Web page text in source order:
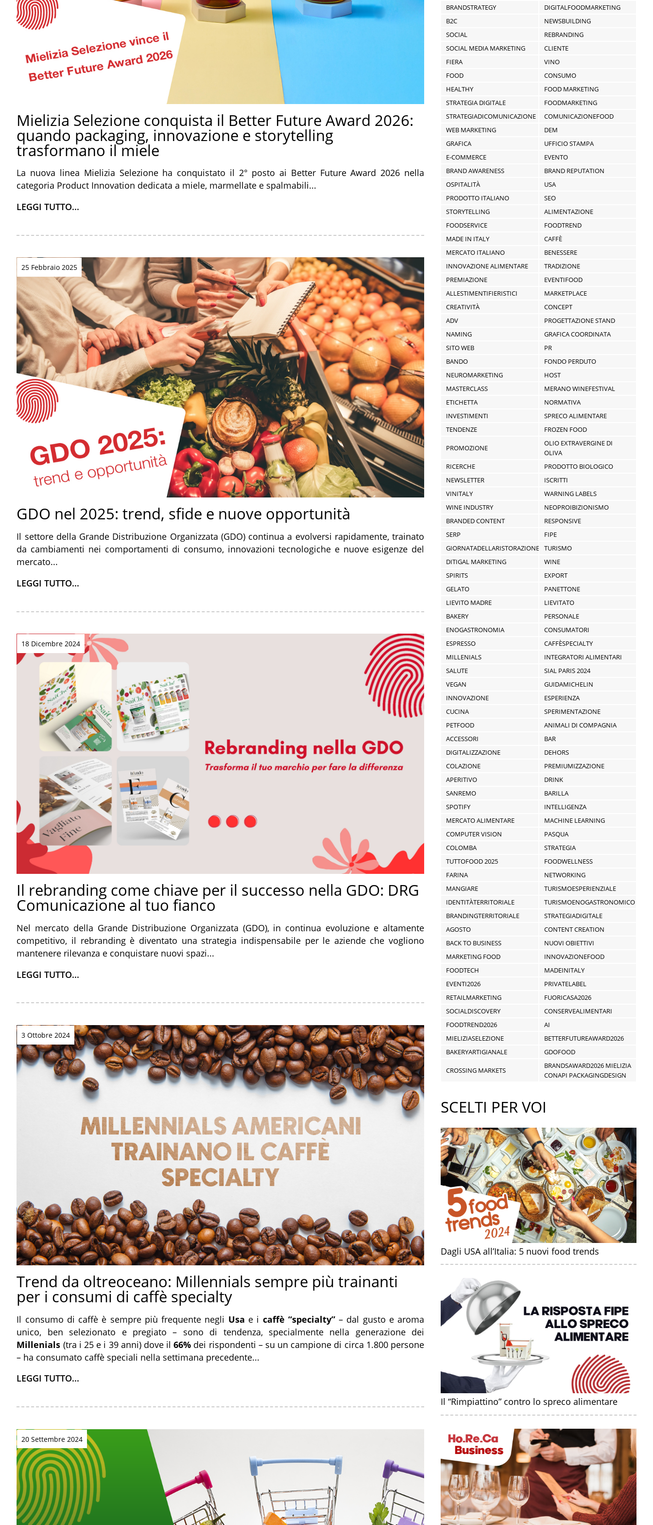
Mielizia Selezione conquista il Better Future Award 2026:
quando packaging, innovazione e storytelling
trasformano il miele
La nuova linea Mielizia Selezione ha conquistato il 2° posto ai Better Future Award 2026 nella
categoria Product Innovation dedicata a miele, marmellate e spalmabili...
LEGGI TUTTO...
GDO nel 2025: trend, sfide e nuove opportunità
25 Febbraio 2025
Il settore della Grande Distribuzione Organizzata (GDO) continua a evolversi rapidamente, trainato
da cambiamenti nei comportamenti di consumo, innovazioni tecnologiche e nuove esigenze del
mercato...
LEGGI TUTTO...
Il rebranding come chiave per il successo nella GDO: DRG
Comunicazione al tuo fianco
18 Dicembre 2024
Nel mercato della Grande Distribuzione Organizzata (GDO), in continua evoluzione e altamente
competitivo, il rebranding è diventato una strategia indispensabile per le aziende che vogliono
mantenere rilevanza e conquistare nuovi spazi...
LEGGI TUTTO...
Trend da oltreoceano: Millennials sempre più trainanti
per i consumi di caffè specialty
3 Ottobre 2024
Il consumo di caffè è sempre più frequente negli Usa e i caffè “specialty”– dal gusto e aroma
unico, ben selezionato e pregiato – sono di tendenza, specialmente nella generazione dei
Millenials (tra i 25 e i 39 anni) dove il66% dei rispondenti – su un campione di circa 1.800 persone
– ha consumato caffè speciali nella settimana precedente...
LEGGI TUTTO...
20 Settembre 2024
BRANDSTRATEGY
DIGITALFOODMARKETING
B2C
NEWSBUILDING
SOCIAL
REBRANDING
SOCIAL MEDIA MARKETING
CLIENTE
FIERA
VINO
FOOD
CONSUMO
HEALTHY
FOOD MARKETING
STRATEGIA DIGITALE
FOODMARKETING
STRATEGIADICOMUNICAZIONE
COMUNICAZIONEFOOD
WEB MARKETING
DEM
GRAFICA
UFFICIO STAMPA
E-COMMERCE
EVENTO
BRAND AWARENESS
BRAND REPUTATION
OSPITALITÀ
USA
PRODOTTO ITALIANO
SEO
STORYTELLING
ALIMENTAZIONE
FOODSERVICE
FOODTREND
MADE IN ITALY
CAFFÈ
MERCATO ITALIANO
BENESSERE
INNOVAZIONE ALIMENTARE
TRADIZIONE
PREMIAZIONE
EVENTIFOOD
ALLESTIMENTIFIERISTICI
MARKETPLACE
CREATIVITÀ
CONCEPT
ADV
PROGETTAZIONE STAND
NAMING
GRAFICA COORDINATA
SITO WEB
PR
BANDO
FONDO PERDUTO
NEUROMARKETING
HOST
MASTERCLASS
MERANO WINEFESTIVAL
ETICHETTA
NORMATIVA
INVESTIMENTI
SPRECO ALIMENTARE
TENDENZE
FROZEN FOOD
PROMOZIONE
OLIO EXTRAVERGINE DI
OLIVA
RICERCHE
PRODOTTO BIOLOGICO
NEWSLETTER
ISCRITTI
VINITALY
WARNING LABELS
WINE INDUSTRY
NEOPROIBIZIONISMO
BRANDED CONTENT
RESPONSIVE
SERP
FIPE
GIORNATADELLARISTORAZIONE
TURISMO
DITIGAL MARKETING
WINE
SPIRITS
EXPORT
GELATO
PANETTONE
LIEVITO MADRE
LIEVITATO
BAKERY
PERSONALE
ENOGASTRONOMIA
CONSUMATORI
ESPRESSO
CAFFÈSPECIALTY
MILLENIALS
INTEGRATORI ALIMENTARI
SALUTE
SIAL PARIS 2024
VEGAN
GUIDAMICHELIN
INNOVAZIONE
ESPERIENZA
CUCINA
SPERIMENTAZIONE
PETFOOD
ANIMALI DI COMPAGNIA
ACCESSORI
BAR
DIGITALIZZAZIONE
DEHORS
COLAZIONE
PREMIUMIZZAZIONE
APERITIVO
DRINK
SANREMO
BARILLA
SPOTIFY
INTELLIGENZA
MERCATO ALIMENTARE
MACHINE LEARNING
COMPUTER VISION
PASQUA
COLOMBA
STRATEGIA
TUTTOFOOD 2025
FOODWELLNESS
FARINA
NETWORKING
MANGIARE
TURISMOESPERIENZIALE
IDENTITÀTERRITORIALE
TURISMOENOGASTRONOMICO
BRANDINGTERRITORIALE
STRATEGIADIGITALE
AGOSTO
CONTENT CREATION
BACK TO BUSINESS
NUOVI OBIETTIVI
MARKETING FOOD
INNOVAZIONEFOOD
FOODTECH
MADEINITALY
EVENTI2026
PRIVATELABEL
RETAILMARKETING
FUORICASA2026
SOCIALDISCOVERY
CONSERVEALIMENTARI
FOODTREND2026
AI
MIELIZIASELEZIONE
BETTERFUTUREAWARD2026
BAKERYARTIGIANALE
GDOFOOD
CROSSING MARKETS
BRANDSAWARD2026 MIELIZIA
CONAPI PACKAGINGDESIGN
SCELTI PER VOI
Dagli USA all’Italia: 5 nuovi food trends
Il “Rimpiattino” contro lo spreco alimentare